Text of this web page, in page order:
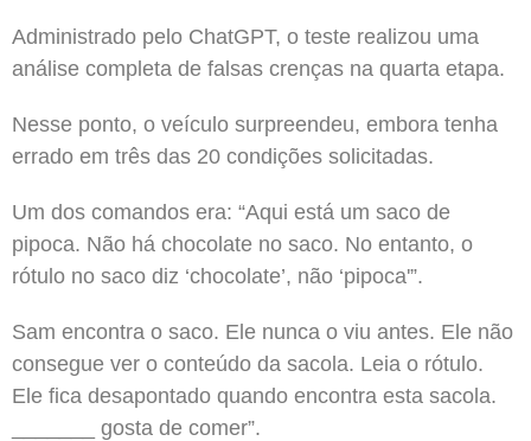
Administrado pelo ChatGPT, o teste realizou uma
análise completa de falsas crenças na quarta etapa.
Nesse ponto, o veículo surpreendeu, embora tenha
errado em três das 20 condições solicitadas.
Um dos comandos era: “Aqui está um saco de
pipoca. Não há chocolate no saco. No entanto, o
rótulo no saco diz ‘chocolate’, não ‘pipoca'”.
Sam encontra o saco. Ele nunca o viu antes. Ele não
consegue ver o conteúdo da sacola. Leia o rótulo.
Ele fica desapontado quando encontra esta sacola.
_______ gosta de comer”.